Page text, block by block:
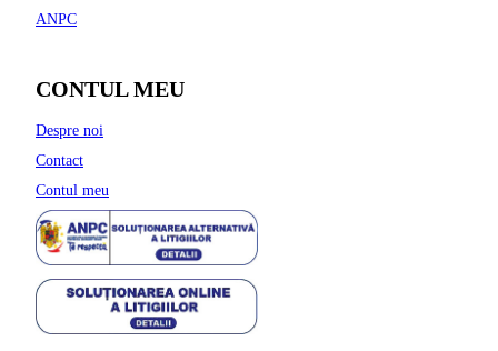
ANPC
CONTUL MEU
Despre noi
Contact
Contul meu